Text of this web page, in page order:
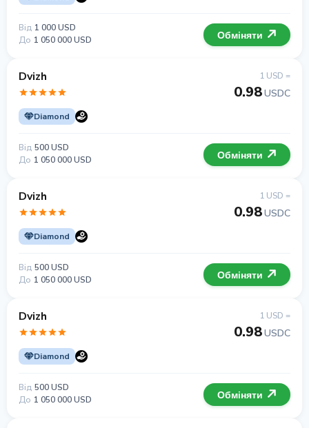
Від 1 000 USD
До 1 050 000 USD Обміняти
Dvizh
Diamond
1 USD =
0.98USDC
Від 500 USD
До 1 050 000 USD Обміняти
Dvizh
Diamond
1 USD =
0.98USDC
Від 500 USD
До 1 050 000 USD Обміняти
Dvizh
Diamond
1 USD =
0.98USDC
Від 500 USD
До 1 050 000 USD Обміняти